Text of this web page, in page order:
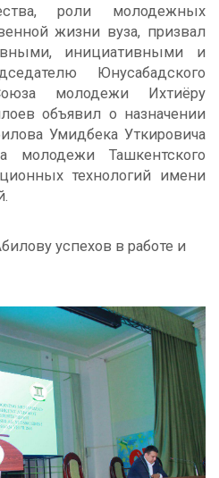
роли молодежных
жизни вуза, призвал
инициативными и
Юнусабадского
молодежи Ихтиёру
объявил о назначении
Умидбека Уткировича
молодежи Ташкентского
технологий имени
успехов в работе и